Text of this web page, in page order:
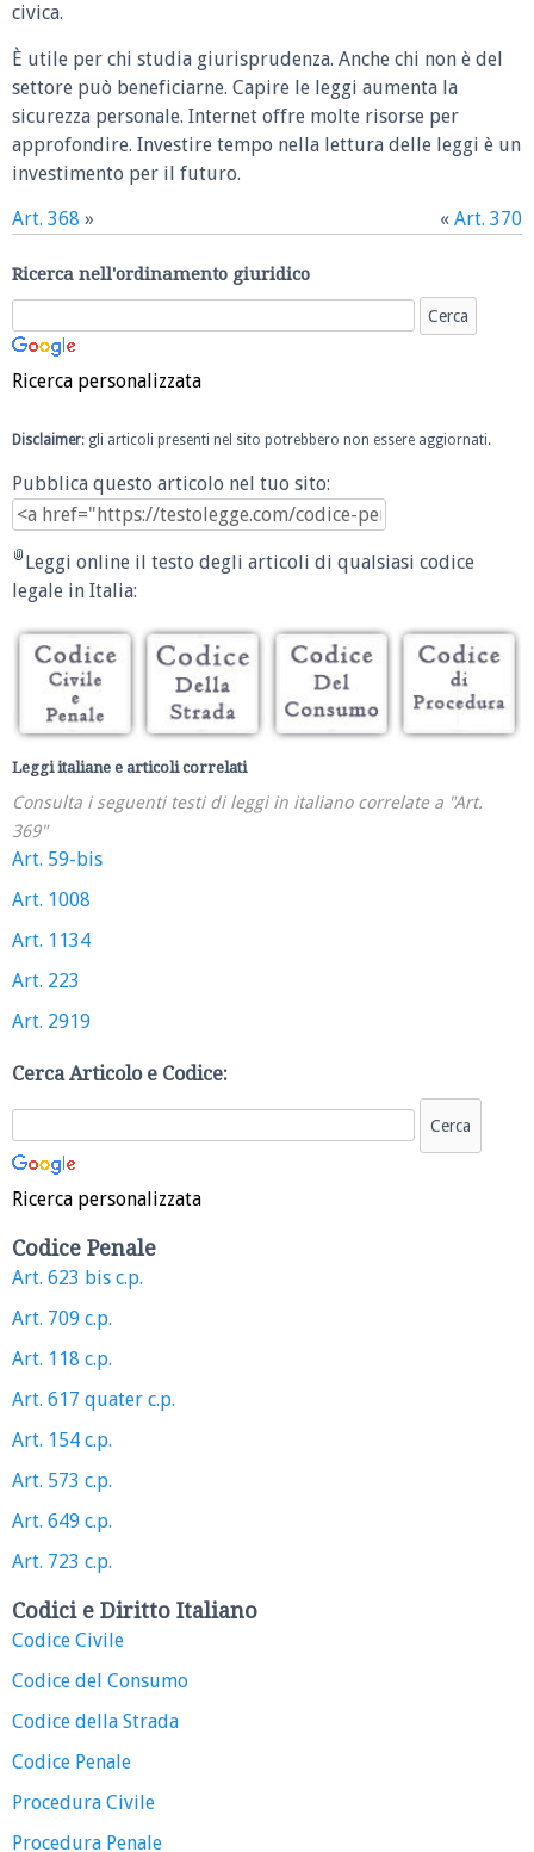
civica.
È utile per chi studia giurisprudenza. Anche chi non è del
settore può beneficiarne. Capire le leggi aumenta la
sicurezza personale. Internet offre molte risorse per
approfondire. Investire tempo nella lettura delle leggi è un
investimento per il futuro.
Art. 368 » « Art. 370
Ricerca nell'ordinamento giuridico
Ricerca personalizzata
Disclaimer: gli articoli presenti nel sito potrebbero non essere aggiornati.
Pubblica questo articolo nel tuo sito:
Leggi online il testo degli articoli di qualsiasi codice
legale in Italia:
Leggi italiane e articoli correlati
Consulta i seguenti testi di leggi in italiano correlate a "Art.
369"
Art. 59-bis
Art. 1008
Art. 1134
Art. 223
Art. 2919
Cerca Articolo e Codice:
Ricerca personalizzata
Codice Penale
Art. 623 bis c.p.
Art. 709 c.p.
Art. 118 c.p.
Art. 617 quater c.p.
Art. 154 c.p.
Art. 573 c.p.
Art. 649 c.p.
Art. 723 c.p.
Codici e Diritto Italiano
Codice Civile
Codice del Consumo
Codice della Strada
Codice Penale
Procedura Civile
Procedura Penale